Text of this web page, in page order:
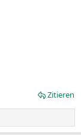
Zitieren